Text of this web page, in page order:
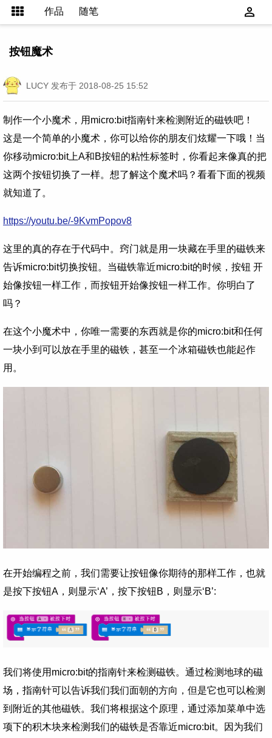
作品 随笔
按钮魔术
LUCY 发布于 2018-08-25 15:52
制作一个小魔术，用micro:bit指南针来检测附近的磁铁吧！
这是一个简单的小魔术，你可以给你的朋友们炫耀一下哦！当
你移动micro:bit上A和B按钮的粘性标签时，你看起来像真的把
这两个按钮切换了一样。想了解这个魔术吗？看看下面的视频
就知道了。
https://youtu.be/-9KvmPopov8
这里的真的存在于代码中。窍门就是用一块藏在手里的磁铁来
告诉micro:bit切换按钮。当磁铁靠近micro:bit的时候，按钮 开
始像按钮一样工作，而按钮开始像按钮一样工作。你明白了
吗？
在这个小魔术中，你唯一需要的东西就是你的micro:bit和任何
一块小到可以放在手里的磁铁，甚至一个冰箱磁铁也能起作
用。
在开始编程之前，我们需要让按钮像你期待的那样工作，也就
是按下按钮A，则显示‘A’，按下按钮B，则显示‘B’:
我们将使用micro:bit的指南针来检测磁铁。通过检测地球的磁
场，指南针可以告诉我们我们面朝的方向，但是它也可以检测
到附近的其他磁铁。我们将根据这个原理，通过添加菜单中选
项下的积木块来检测我们的磁铁是否靠近micro:bit。因为我们